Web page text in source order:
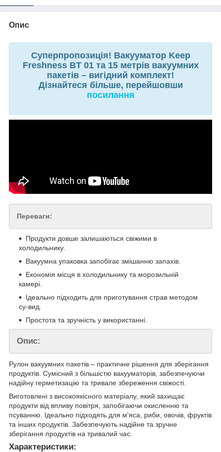
Опис
Суперпропозиція! Вакууматор Keep
Freshness BT 01 та 15 метрів вакуумних
пакетів – вигідний комплект!
Дізнайтеся більше, перейшовши
посилання
Переваги:
Продукти довше залишаються свіжими в
холодильнику.
Вакуумна упаковка запобігає змішанню запахів.
Економія місця в холодильнику та морозильній
камері.
Ідеально підходить для приготування страв методом
су-вид.
Простота та зручність у використанні.
Опис:
Рулон вакуумних пакетів – практичне рішення для зберігання
продуктів. Сумісний з більшістю вакууматорів, забезпечуючи
надійну герметизацію та тривале збереження свіжості.
Виготовлені з високоякісного матеріалу, який захищає
продукти від впливу повітря, запобігаючи окисленню та
псуванню. Ідеально підходять для м'яса, риби, овочів, фруктів
та інших продуктів. Забезпечують надійне та зручне
зберігання продуктів на тривалий час.
Характеристики: